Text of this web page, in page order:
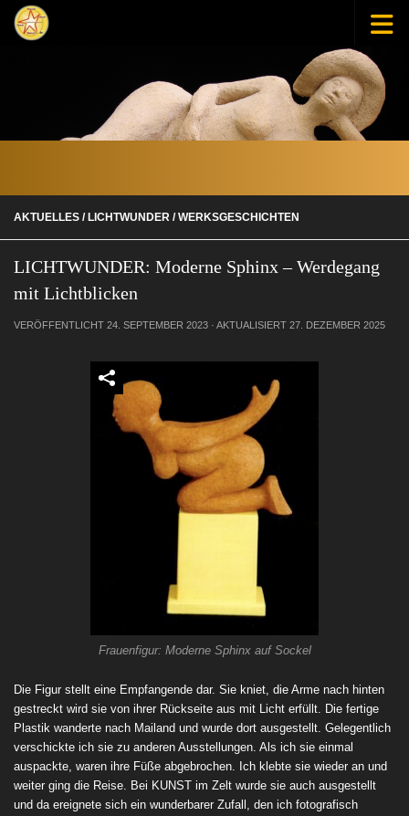
Zum Inhalt springen
AKTUELLES / LICHTWUNDER / WERKSGESCHICHTEN
LICHTWUNDER: Moderne Sphinx – Werdegang
mit Lichtblicken
VERÖFFENTLICHT 24. SEPTEMBER 2023 · AKTUALISIERT 27. DEZEMBER 2025
Frauenfigur: Moderne Sphinx auf Sockel
Die Figur stellt eine Empfangende dar. Sie kniet, die Arme nach hinten
gestreckt wird sie von ihrer Rückseite aus mit Licht erfüllt. Die fertige
Plastik wanderte nach Mailand und wurde dort ausgestellt. Gelegentlich
verschickte ich sie zu anderen Ausstellungen. Als ich sie einmal
auspackte, waren ihre Füße abgebrochen. Ich klebte sie wieder an und
weiter ging die Reise. Bei KUNST im Zelt wurde sie auch ausgestellt
und da ereignete sich ein wunderbarer Zufall, den ich fotografisch